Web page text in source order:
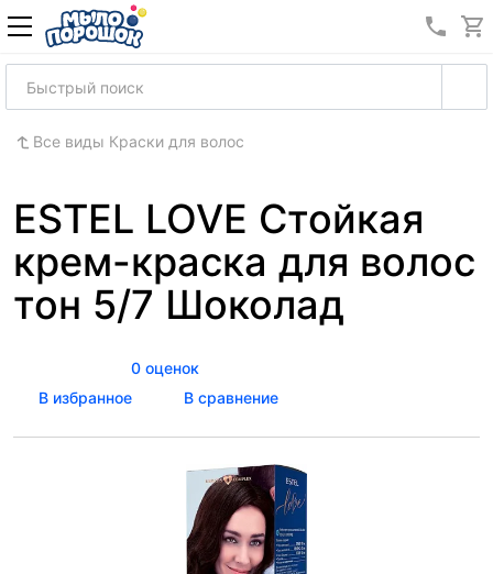
8
Все виды Краски для волос
ESTEL LOVE Стойкая
крем-краска для волос
тон 5/7 Шоколад
0 оценок
В избранное
В сравнение